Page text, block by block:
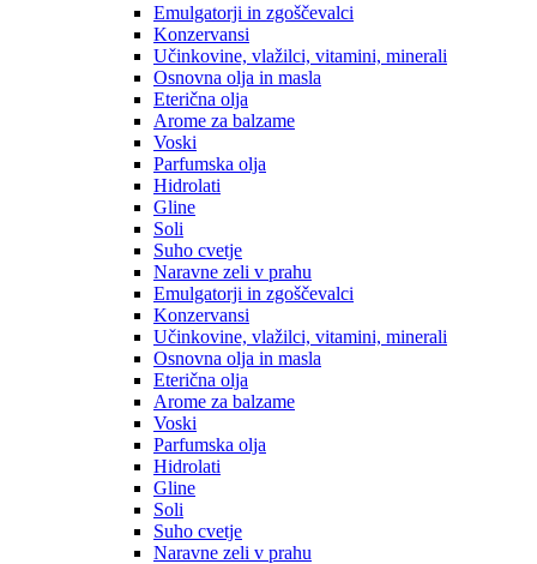
Emulgatorji in zgoščevalci
Konzervansi
Učinkovine, vlažilci, vitamini, minerali
Osnovna olja in masla
Eterična olja
Arome za balzame
Voski
Parfumska olja
Hidrolati
Gline
Soli
Suho cvetje
Naravne zeli v prahu
Emulgatorji in zgoščevalci
Konzervansi
Učinkovine, vlažilci, vitamini, minerali
Osnovna olja in masla
Eterična olja
Arome za balzame
Voski
Parfumska olja
Hidrolati
Gline
Soli
Suho cvetje
Naravne zeli v prahu